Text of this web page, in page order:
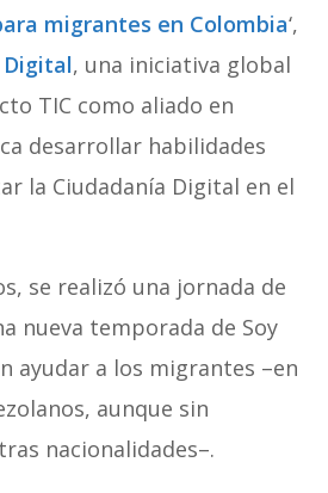
migrantes en Colombia‘,
Digital, una iniciativa global
TIC como aliado en
desarrollar habilidades
la Ciudadanía Digital en el
se realizó una jornada de
nueva temporada de Soy
ayudar a los migrantes –en
aunque sin
nacionalidades–.